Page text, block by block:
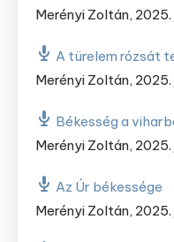
Merényi Zoltán, 2025.
A türelem rózsát
Merényi Zoltán, 2025.
Békesség a
Merényi Zoltán, 2025.
Az Úr békessége
Merényi Zoltán, 2025.